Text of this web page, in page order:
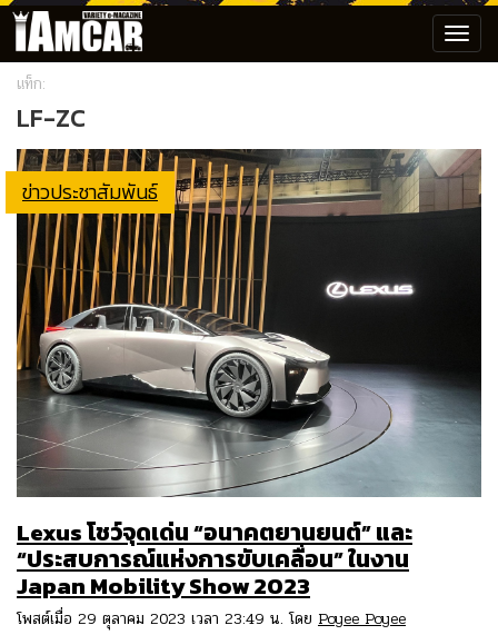
แท็ก:
LF-ZC
ข่าวประชาสัมพันธ์
Lexus โชว์จุดเด่น “อนาคตยานยนต์” และ
“ประสบการณ์แห่งการขับเคลื่อน” ในงาน
Japan Mobility Show 2023
โพสต์เมื่อ 29 ตุลาคม 2023 เวลา 23:49 น. โดย Poyee Poyee